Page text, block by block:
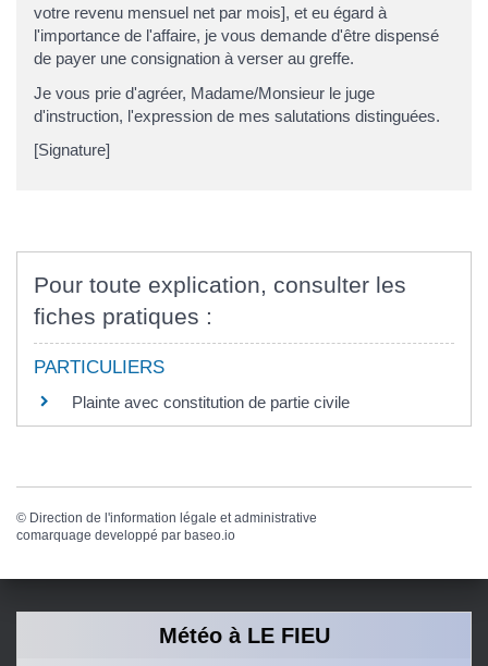
votre revenu mensuel net par mois], et eu égard à
l'importance de l'affaire, je vous demande d'être dispensé
de payer une consignation à verser au greffe.
Je vous prie d'agréer, Madame/Monsieur le juge
d'instruction, l'expression de mes salutations distinguées.
[Signature]
Pour toute explication, consulter les
fiches pratiques :
PARTICULIERS
Plainte avec constitution de partie civile
© Direction de l'information légale et administrative
comarquage developpé par baseo.io
Météo à LE FIEU